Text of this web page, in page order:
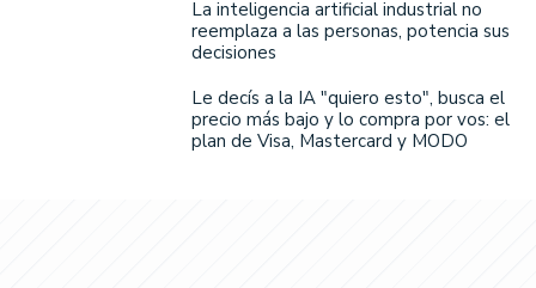
La inteligencia artificial industrial no
reemplaza a las personas, potencia sus
decisiones
Le decís a la IA "quiero esto", busca el
precio más bajo y lo compra por vos: el
plan de Visa, Mastercard y MODO